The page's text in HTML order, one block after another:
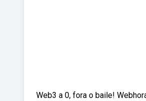
Web3 a 0, fora o baile!